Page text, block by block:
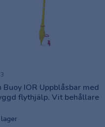
Buoy IOR Uppblåsbar med
flythjälp. Vit behållare
lager